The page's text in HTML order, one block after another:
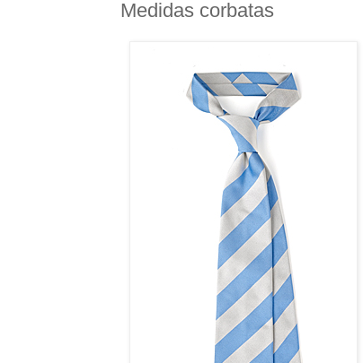
Medidas corbatas